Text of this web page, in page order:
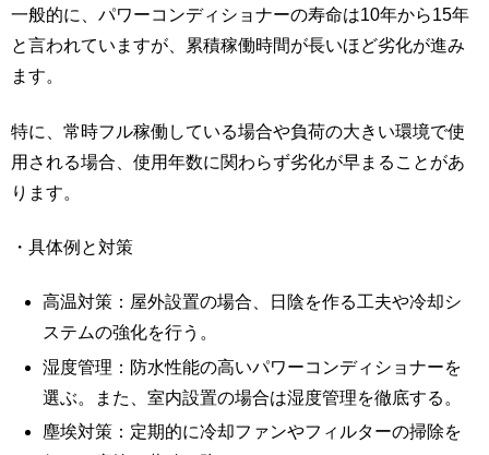
一般的に、パワーコンディショナーの寿命は10年から15年
と言われていますが、累積稼働時間が長いほど劣化が進み
ます。
特に、常時フル稼働している場合や負荷の大きい環境で使
用される場合、使用年数に関わらず劣化が早まることがあ
ります。
・具体例と対策
高温対策：屋外設置の場合、日陰を作る工夫や冷却シ
ステムの強化を行う。
湿度管理：防水性能の高いパワーコンディショナーを
選ぶ。また、室内設置の場合は湿度管理を徹底する。
塵埃対策：定期的に冷却ファンやフィルターの掃除を